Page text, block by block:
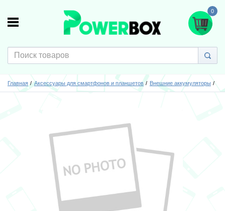
0
Главная Аксессуары для смартфонов и планшетов Внешние аккумуляторы